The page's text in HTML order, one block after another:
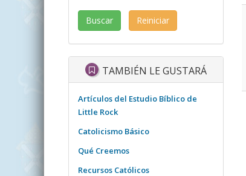
TAMBIÉN LE GUSTARÁ
Artículos del Estudio Bíblico de
Little Rock
Catolicismo Básico
Qué Creemos
Recursos Católicos